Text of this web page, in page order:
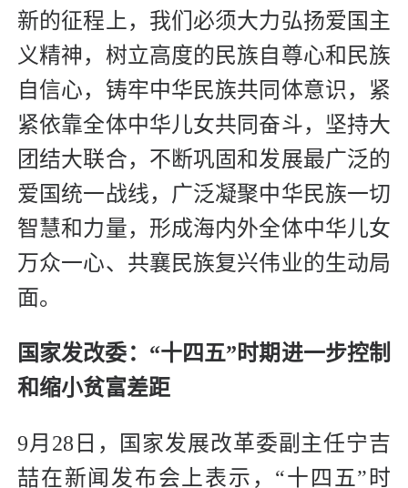
新的征程上，我们必须大力弘扬爱国主
义精神，树立高度的民族自尊心和民族
自信心，铸牢中华民族共同体意识，紧
紧依靠全体中华儿女共同奋斗，坚持大
团结大联合，不断巩固和发展最广泛的
爱国统一战线，广泛凝聚中华民族一切
智慧和力量，形成海内外全体中华儿女
万众一心、共襄民族复兴伟业的生动局
面。
国家发改委： “十四五”时期进一步控制
和缩小贫富差距
9月28日，国家发展改革委副主任宁吉
喆在新闻发布会上表示，“十四五”时